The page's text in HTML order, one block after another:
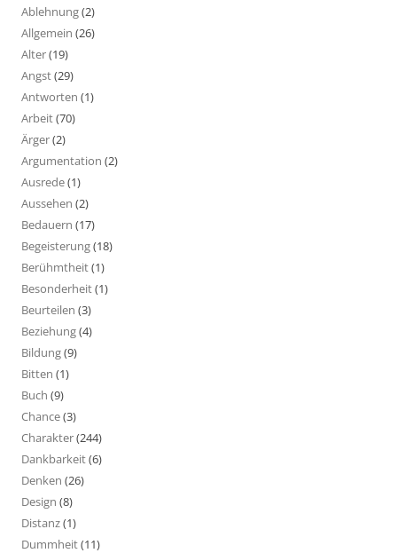
Ablehnung(2)
Allgemein (26)
Alter(19)
Angst(29)
Antworten (1)
Arbeit(70)
Ärger(2)
Argumentation (2)
Ausrede(1)
Aussehen (2)
Bedauern (17)
Begeisterung(18)
Berühmtheit(1)
Besonderheit(1)
Beurteilen (3)
Beziehung(4)
Bildung(9)
Bitten (1)
Buch (9)
Chance(3)
Charakter(244)
Dankbarkeit(6)
Denken (26)
Design (8)
Distanz(1)
Dummheit(11)